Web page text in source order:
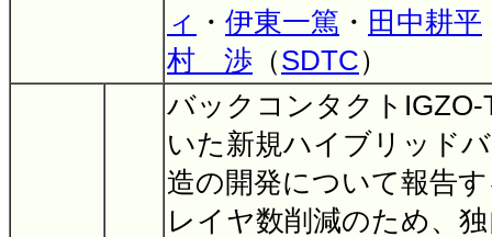
ィ
・ 伊東一篤 ・ 田中耕平
村 渉 （SDTC）
バックコンタクトIGZO-
いた新規ハイブリッド
造の開発について報告
レイヤ数削減のため、